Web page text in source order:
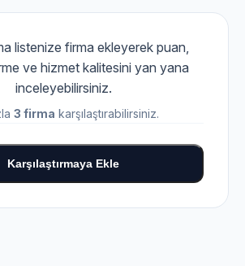
listenize firma ekleyerek puan,
ve hizmet kalitesini yan yana
inceleyebilirsiniz.
3 firma karşılaştırabilirsiniz.
Karşılaştırmaya Ekle